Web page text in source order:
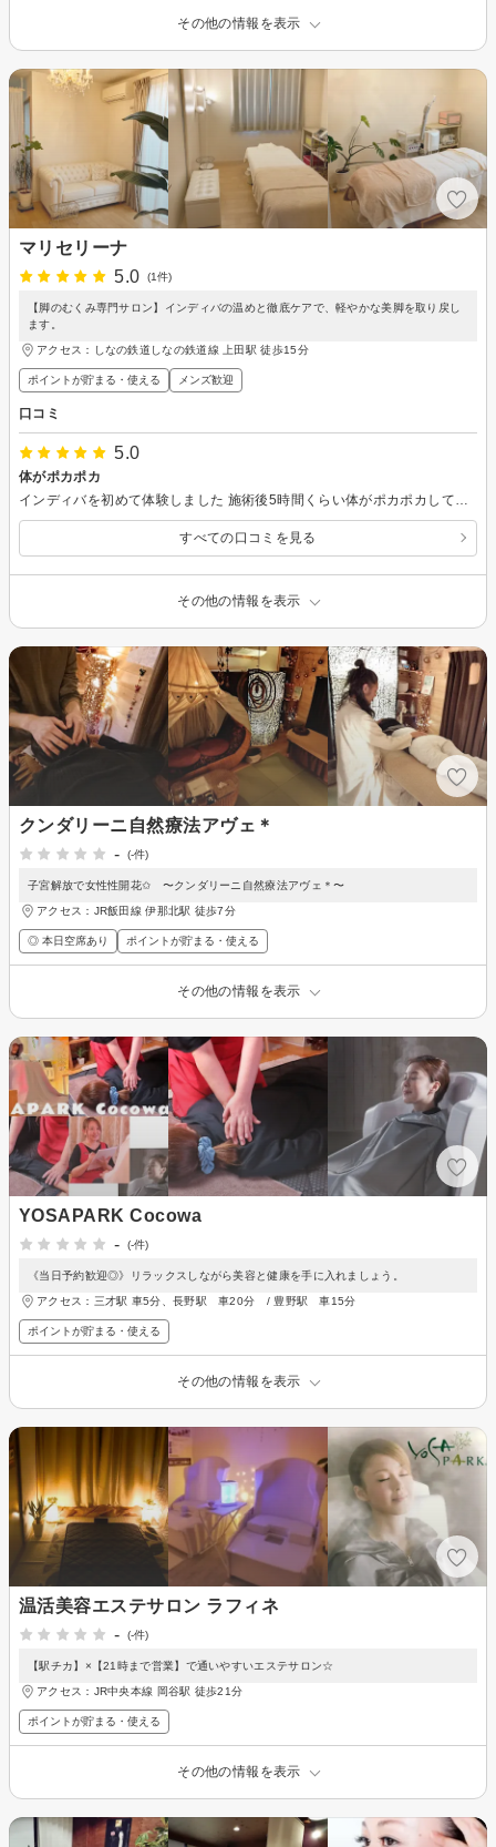
その他の情報を表示
マリセリーナ
5.0
(1件)
【脚のむくみ専門サロン】インディバの温めと徹底ケアで、軽やかな美脚を取り戻し
ます。
アクセス：しなの鉄道しなの鉄道線 上田駅 徒歩15分
ポイントが貯まる・使える メンズ歓迎
口コミ
5.0
体がポカポカ
すべての口コミを見る
その他の情報を表示
クンダリーニ自然療法アヴェ＊
-
(-件)
子宮解放で女性性開花✩ 〜クンダリーニ自然療法アヴェ＊〜
アクセス：JR飯田線 伊那北駅 徒歩7分
◎ 本日空席あり ポイントが貯まる・使える
その他の情報を表示
YOSAPARK Cocowa
-
(-件)
《当日予約歓迎◎》リラックスしながら美容と健康を手に入れましょう。
アクセス：三才駅 車5分、長野駅 車20分 / 豊野駅 車15分
ポイントが貯まる・使える
その他の情報を表示
温活美容エステサロン ラフィネ
-
(-件)
【駅チカ】×【21時まで営業】で通いやすいエステサロン☆
アクセス：JR中央本線 岡谷駅 徒歩21分
ポイントが貯まる・使える
その他の情報を表示